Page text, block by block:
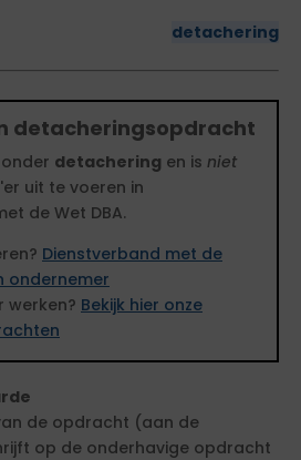
detachering
detacheringsopdracht
detachering en is niet
uit te voeren in
de Wet DBA.
Dienstverband met de
ondernemer
werken? Bekijk hier onze
de opdracht (aan de
op de onderhavige opdracht